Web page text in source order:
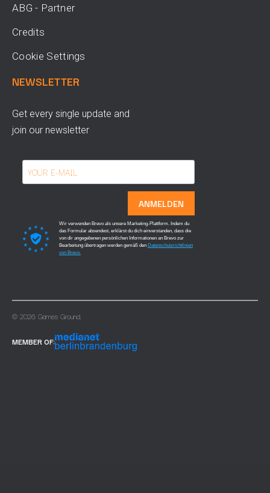
ABG - Partner
Credits
Cookie Settings
NEWSLETTER
Get every single update and
join our newsletter
ANMELDEN
Wir verwenden Brevo als unsere Marketing-Plattform. Indem du
das Formular absendest, erklärst du dich einverstanden, dass die
von dir angegebenen persönlichen Informationen an Brevo zur
Bearbeitung übertragen werden gemäß den Datenschutzrichtlinien
von Brevo.
© 2026 Games Ground.
MEMBER OF: